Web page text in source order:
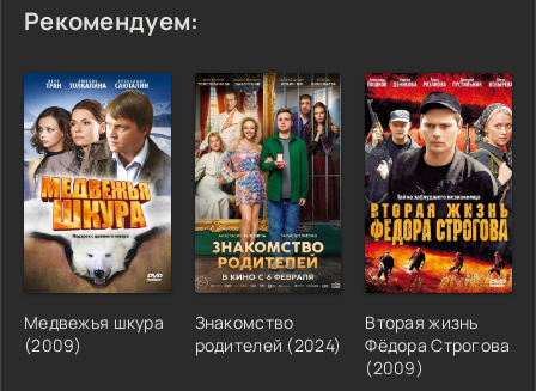
Рекомендуем:
Медвежья шкура
(2009)
Знакомство
родителей (2024)
Вторая жизнь
Фёдора Строгова
(2009)